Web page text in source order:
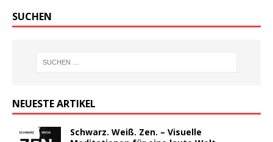
SUCHEN
NEUESTE ARTIKEL
Schwarz. Weiß. Zen. – Visuelle